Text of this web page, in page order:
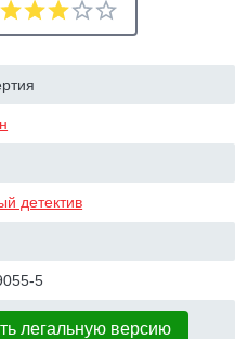
детектив
5
легальную версию